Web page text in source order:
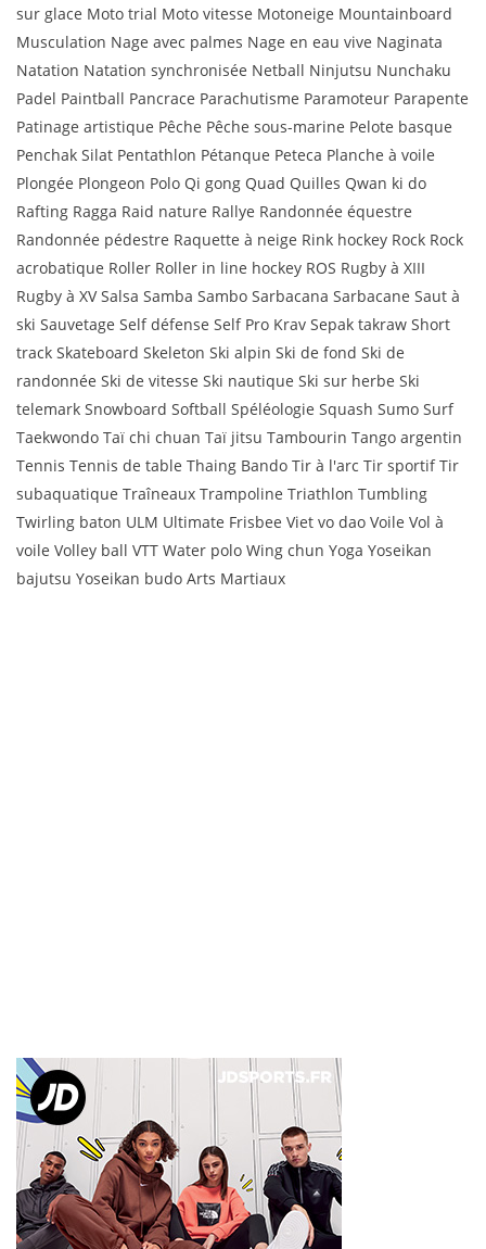
sur glace Moto trial Moto vitesse Motoneige Mountainboard
Musculation Nage avec palmes Nage en eau vive Naginata
Natation Natation synchronisée Netball Ninjutsu Nunchaku
Padel Paintball Pancrace Parachutisme Paramoteur Parapente
Patinage artistique Pêche Pêche sous-marine Pelote basque
Penchak Silat Pentathlon Pétanque Peteca Planche à voile
Plongée Plongeon Polo Qi gong Quad Quilles Qwan ki do
Rafting Ragga Raid nature Rallye Randonnée équestre
Randonnée pédestre Raquette à neige Rink hockey Rock Rock
acrobatique Roller Roller in line hockey ROS Rugby à XIII
Rugby à XV Salsa Samba Sambo Sarbacana Sarbacane Saut à
ski Sauvetage Self défense Self Pro Krav Sepak takraw Short
track Skateboard Skeleton Ski alpin Ski de fond Ski de
randonnée Ski de vitesse Ski nautique Ski sur herbe Ski
telemark Snowboard Softball Spéléologie Squash Sumo Surf
Taekwondo Taï chi chuan Taï jitsu Tambourin Tango argentin
Tennis Tennis de table Thaing Bando Tir à l'arc Tir sportif Tir
subaquatique Traîneaux Trampoline Triathlon Tumbling
Twirling baton ULM Ultimate Frisbee Viet vo dao Voile Vol à
voile Volley ball VTT Water polo Wing chun Yoga Yoseikan
bajutsu Yoseikan budo Arts Martiaux